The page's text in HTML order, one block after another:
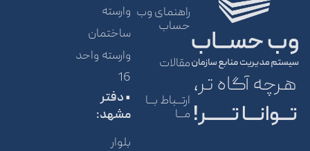
هرچه آگاه تر،
تـــوانـــا تـــــــر!
راهنمای وب
حساب
مقالات
ارتــباط بــا
مــا
وارسته
ساختمان
وارسته واحد
16
• دفتر
مشهد:
بلوار